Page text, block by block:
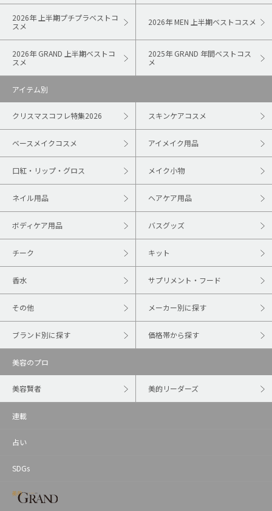
2026年 上半期プチプラベストコ
スメ
2026年 MEN 上半期ベストコスメ
2026年 GRAND 上半期ベストコ
スメ
2025年 GRAND 年間ベストコス
メ
アイテム別
クリスマスコフレ特集2026 スキンケアコスメ
ベースメイクコスメ アイメイク用品
口紅・リップ・グロス メイク小物
ネイル用品 ヘアケア用品
ボディケア用品 バスグッズ
チーク キット
香水 サプリメント・フード
その他 メーカー別に探す
ブランド別に探す 価格帯から探す
美容のプロ
美容賢者 美的リーダーズ
連載
占い
SDGs